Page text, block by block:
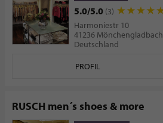
5.0/5.0 (3)
Harmoniestr 10
41236 Mönchengladbach
Deutschland
PROFIL
RUSCH men´s shoes & more